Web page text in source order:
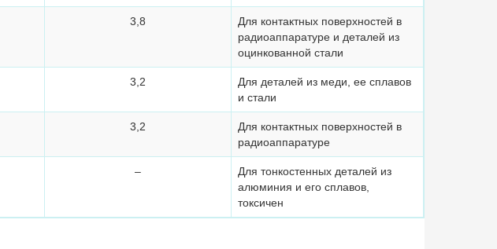
3,8
Для контактных поверхностей в
радиоаппаратуре и деталей из
оцинкованной стали
3,2
Для деталей из меди, ее сплавов
и стали
3,2
Для контактных поверхностей в
радиоаппаратуре
–
Для тонкостенных деталей из
алюминия и его сплавов,
токсичен